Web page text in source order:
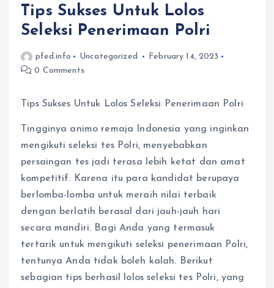
Tips Sukses Untuk Lolos
Seleksi Penerimaan Polri
pfed.info Uncategorized
February 14, 2023
0 Comments
Tips Sukses Untuk Lolos Seleksi Penerimaan Polri
Tingginya animo remaja Indonesia yang inginkan
mengikuti seleksi tes Polri, menyebabkan
persaingan tes jadi terasa lebih ketat dan amat
kompetitif. Karena itu para kandidat berupaya
berlomba-lomba untuk meraih nilai terbaik
dengan berlatih berasal dari jauh-jauh hari
secara mandiri. Bagi Anda yang termasuk
tertarik untuk mengikuti seleksi penerimaan Polri,
tentunya Anda tidak boleh kalah. Berikut
sebagian tips berhasil lolos seleksi tes Polri, yang